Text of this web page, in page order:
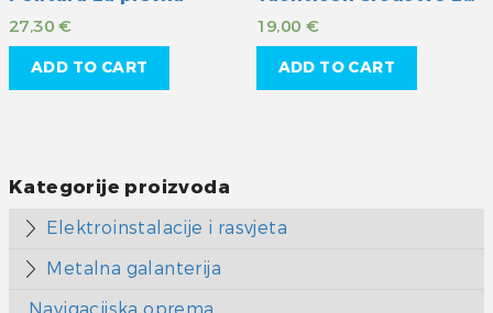
27,30€
ADD TO CART
19,00€
ADD TO CART
Kategorije proizvoda
Elektroinstalacije i rasvjeta
Metalna galanterija